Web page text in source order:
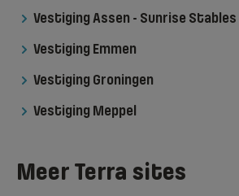
Vestiging Assen - Sunrise Stables
Vestiging Emmen
Vestiging Groningen
Vestiging Meppel
Meer Terra sites